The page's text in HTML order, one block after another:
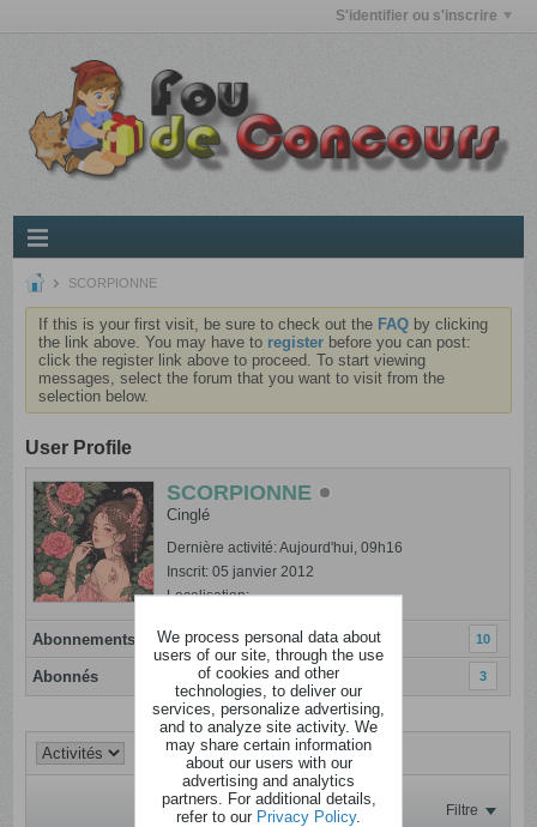
S'identifier ou s'inscrire
SCORPIONNE
If this is your first visit, be sure to check out the FAQ by clicking
the link above. You may have to register before you can post:
click the register link above to proceed. To start viewing
messages, select the forum that you want to visit from the
selection below.
User Profile
SCORPIONNE
Cinglé
Dernière activité: Aujourd'hui, 09h16
Inscrit: 05 janvier 2012
Localisation:
Abonnements 10
Abonnés 3
Filtre
We process personal data about
users of our site, through the use
of cookies and other
technologies, to deliver our
services, personalize advertising,
and to analyze site activity. We
may share certain information
about our users with our
advertising and analytics
partners. For additional details,
refer to our Privacy Policy.